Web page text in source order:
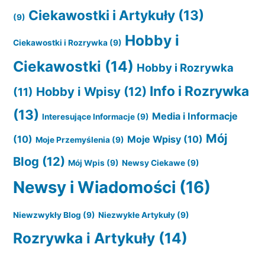
(9) Ciekawostki i Artykuły (13)
Ciekawostki i Rozrywka (9) Hobby i
Ciekawostki (14) Hobby i Rozrywka
(11) Hobby i Wpisy (12) Info i Rozrywka
(13) Interesujące Informacje (9) Media i Informacje
(10) Moje Przemyślenia (9) Moje Wpisy (10) Mój
Blog (12) Mój Wpis (9) Newsy Ciekawe (9)
Newsy i Wiadomości (16)
Niewzwykły Blog (9) Niezwykłe Artykuły (9)
Rozrywka i Artykuły (14)